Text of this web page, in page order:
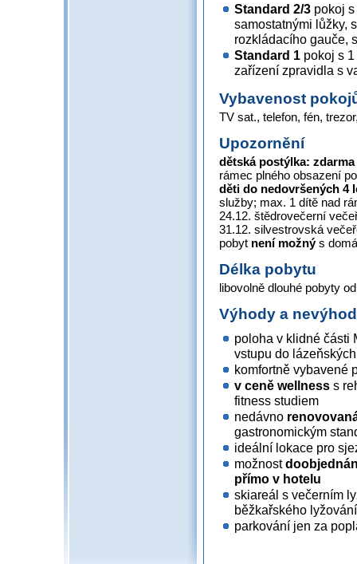
Standard 2/3 pokoj
samostatnými lůžky,
rozkládacího gauče,
Standard 1 pokoj s
zařízení zpravidla s
Vybavenost
TV sat., telefon, fén,
Upozornění
dětská postýlka: zdarma
rámec plného obsazení
děti do nedovršených 4
služby; max. 1 dítě nad
24.12. štědrovečerní
31.12. silvestrovská
pobyt není možnýs
Délka pobytu
libovolně dlouhé pobyty
Výhody a
poloha v klidné části
vstupu do
komfortně vybavené
v ceně wellness s
fitness studiem
nedávno
gastronomickým
ideální lokace pro
možnost
přímo v hotelu
skiareál s večerním
běžkařského
parkování jen za